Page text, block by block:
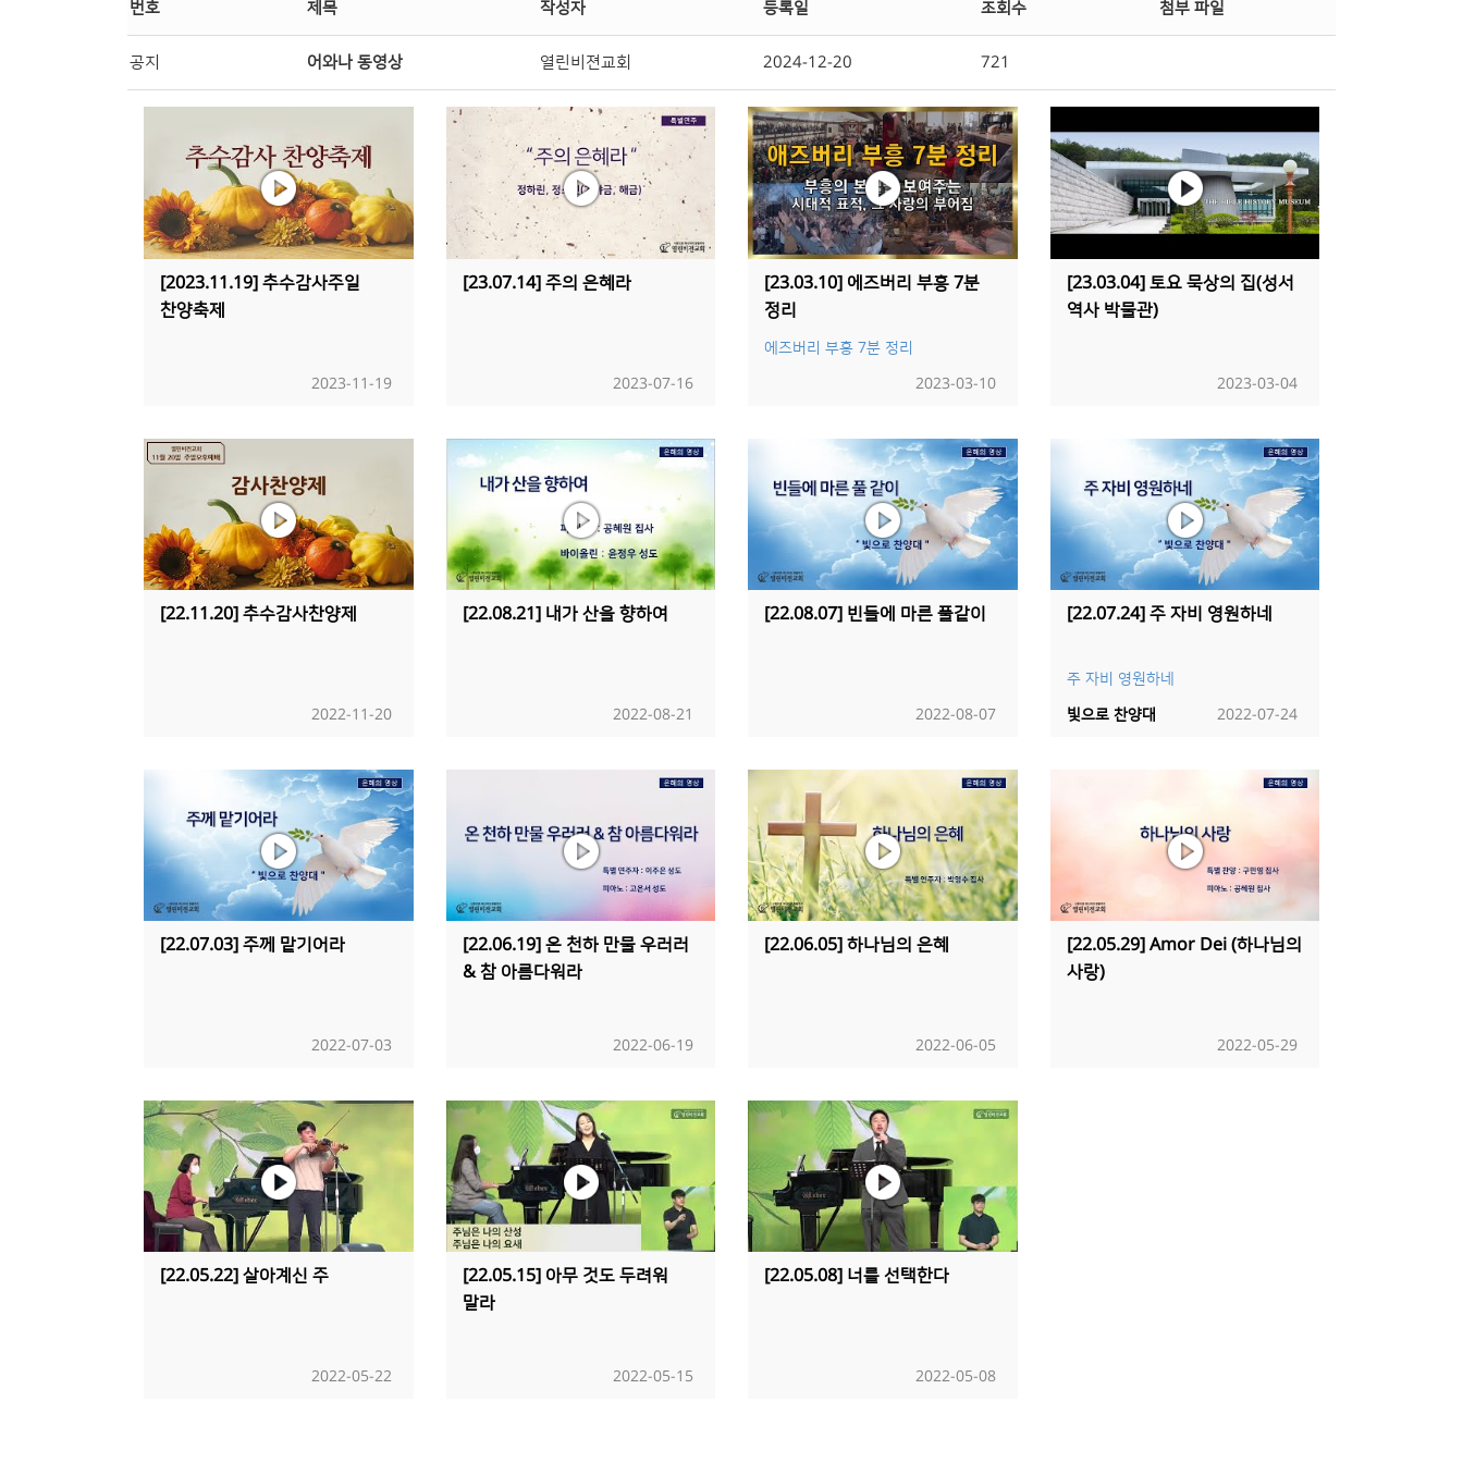
번호 제목 작성자 등록일 조회수 첨부 파일
공지 어와나 동영상 열린비젼교회 2024-12-20 721
[2023.11.19] 추수감사주일
찬양축제
2023-11-19
[23.07.14] 주의 은혜라
2023-07-16
[23.03.10] 에즈버리 부흥 7분
정리
에즈버리 부흥 7분 정리
2023-03-10
[23.03.04] 토요 묵상의 집(성서
역사 박물관)
2023-03-04
[22.11.20] 추수감사찬양제
2022-11-20
[22.08.21] 내가 산을 향하여
2022-08-21
[22.08.07] 빈들에 마른 풀같이
2022-08-07
[22.07.24] 주 자비 영원하네
주 자비 영원하네
2022-07-24
빛으로 찬양대
[22.07.03] 주께 맡기어라
2022-07-03
[22.06.19] 온 천하 만물 우러러
& 참 아름다워라
2022-06-19
[22.06.05] 하나님의 은혜
2022-06-05
[22.05.29] Amor Dei (하나님의
사랑)
2022-05-29
[22.05.22] 살아계신 주
2022-05-22
[22.05.15] 아무 것도 두려워
말라
2022-05-15
[22.05.08] 너를 선택한다
2022-05-08